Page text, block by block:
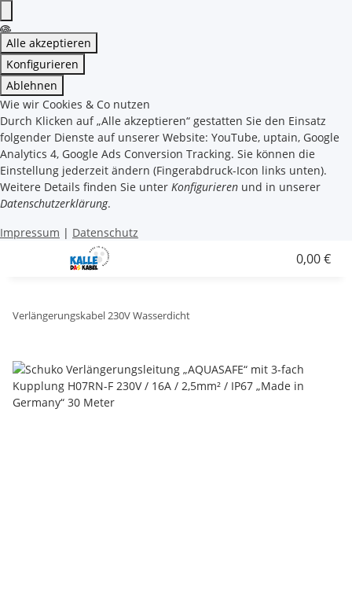
Alle akzeptieren
Konfigurieren
Ablehnen
Wie wir Cookies & Co nutzen
Durch Klicken auf „Alle akzeptieren“ gestatten Sie den Einsatz
folgender Dienste auf unserer Website: YouTube, uptain, Google
Analytics 4, Google Ads Conversion Tracking. Sie können die
Einstellung jederzeit ändern (Fingerabdruck-Icon links unten).
Weitere Details finden Sie unter Konfigurieren und in unserer
Datenschutzerklärung.
Impressum | Datenschutz
0,00 €
Verlängerungskabel 230V Wasserdicht